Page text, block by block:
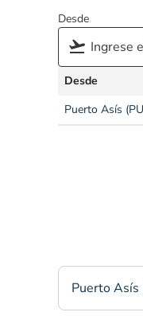
Desde
Desde
Puerto Asís
Puerto Asís